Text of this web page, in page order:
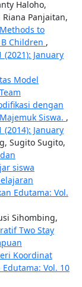
Haloho,
Panjaitan,
to
Children ,
January
Model
dengan
Siswa. ,
January
Sugito Sugito,
siswa
Edutama: Vol.
Sihombing,
Two Stay
Koordinat
Vol. 10